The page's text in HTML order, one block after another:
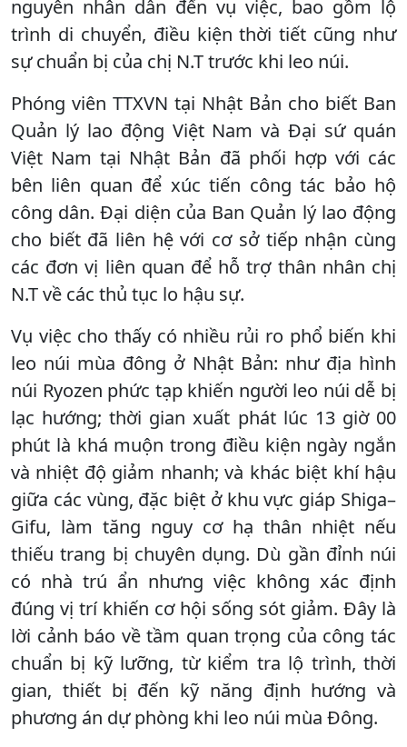
nguyên nhân dẫn đến vụ việc, bao gồm lộ
trình di chuyển, điều kiện thời tiết cũng như
sự chuẩn bị của chị N.T trước khi leo núi.
Phóng viên TTXVN tại Nhật Bản cho biết Ban
Quản lý lao động Việt Nam và Đại sứ quán
Việt Nam tại Nhật Bản đã phối hợp với các
bên liên quan để xúc tiến công tác bảo hộ
công dân. Đại diện của Ban Quản lý lao động
cho biết đã liên hệ với cơ sở tiếp nhận cùng
các đơn vị liên quan để hỗ trợ thân nhân chị
N.T về các thủ tục lo hậu sự.
Vụ việc cho thấy có nhiều rủi ro phổ biến khi
leo núi mùa đông ở Nhật Bản: như địa hình
núi Ryozen phức tạp khiến người leo núi dễ bị
lạc hướng; thời gian xuất phát lúc 13 giờ 00
phút là khá muộn trong điều kiện ngày ngắn
và nhiệt độ giảm nhanh; và khác biệt khí hậu
giữa các vùng, đặc biệt ở khu vực giáp Shiga–
Gifu, làm tăng nguy cơ hạ thân nhiệt nếu
thiếu trang bị chuyên dụng. Dù gần đỉnh núi
có nhà trú ẩn nhưng việc không xác định
đúng vị trí khiến cơ hội sống sót giảm. Đây là
lời cảnh báo về tầm quan trọng của công tác
chuẩn bị kỹ lưỡng, từ kiểm tra lộ trình, thời
gian, thiết bị đến kỹ năng định hướng và
phương án dự phòng khi leo núi mùa Đông.